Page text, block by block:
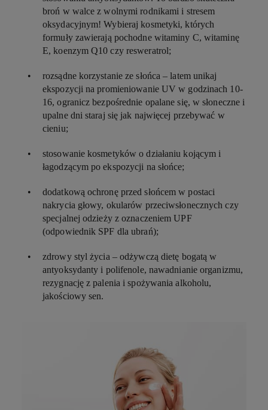
broń w walce z wolnymi rodnikami i stresem
oksydacyjnym! Wybieraj kosmetyki, których
formuły zawierają pochodne witaminy C, witaminę
E, koenzym Q10 czy resweratrol;
rozsądne korzystanie ze słońca – latem unikaj
ekspozycji na promieniowanie UV w godzinach 10-
16, ogranicz bezpośrednie opalane się, w słoneczne i
upalne dni staraj się jak najwięcej przebywać w
cieniu;
stosowanie kosmetyków o działaniu kojącym i
łagodzącym po ekspozycji na słońce;
dodatkową ochronę przed słońcem w postaci
nakrycia głowy, okularów przeciwsłonecznych czy
specjalnej odzieży z oznaczeniem UPF
(odpowiednik SPF dla ubrań);
zdrowy styl życia – odżywczą dietę bogatą w
antyoksydanty i polifenole, nawadnianie organizmu,
rezygnację z palenia i spożywania alkoholu,
jakościowy sen.